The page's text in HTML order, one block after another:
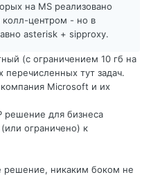
на MS реализовано
колл-центром - но в
asterisk + sipproxy.
(с ограничением 10 гб на
перечисленных тут задач.
Microsoft и их
решение для бизнеса
ограничено) к
решение, никаким боком не